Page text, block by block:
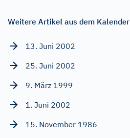
Weitere Artikel aus dem Kalender
13. Juni 2002
25. Juni 2002
9. März 1999
1. Juni 2002
15. November 1986